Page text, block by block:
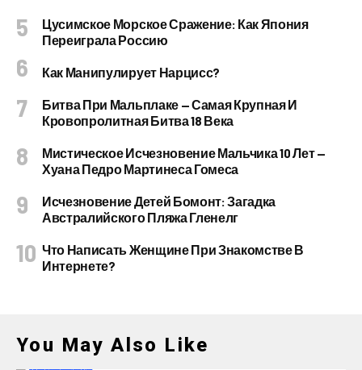
Цусимское Морское Сражение: Как Япония
Переиграла Россию
Как Манипулирует Нарцисс?
Битва При Мальплаке — Самая Крупная И
Кровопролитная Битва 18 Века
Мистическое Исчезновение Мальчика 10 Лет —
Хуана Педро Мартинеса Гомеса
Исчезновение Детей Бомонт: Загадка
Австралийского Пляжа Гленелг
Что Написать Женщине При Знакомстве В
Интернете?
You May Also Like